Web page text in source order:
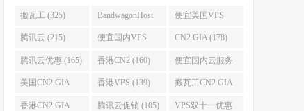
搬瓦工 (325) BandwagonHost
(223)
便宜美国VPS
(222)
腾讯云 (215) 便宜国内VPS
(184)
CN2 GIA (178)
腾讯云优惠 (165) 香港CN2 (160) 便宜国内云服务
器 (152)
美国CN2 GIA
(141)
香港VPS (139) 搬瓦工CN2 GIA
(118)
香港CN2 GIA 腾讯云促销 (105) VPS双十一优惠